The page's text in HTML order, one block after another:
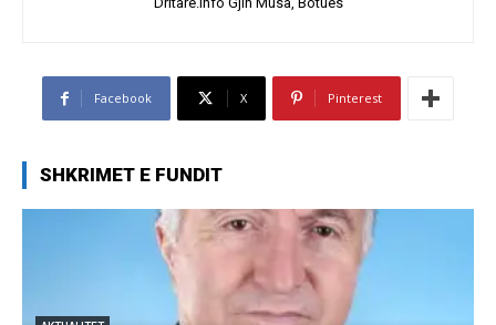
Facebook X Pinterest
SHKRIMET E FUNDIT